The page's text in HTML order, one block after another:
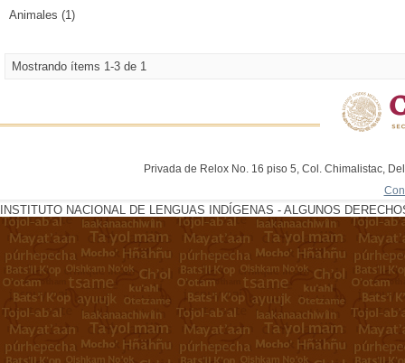
Animales (1)
Mostrando ítems 1-3 de 1
Privada de Relox No. 16 piso 5, Col. Chimalistac,
INSTITUTO NACIONAL DE LENGUAS INDÍGENAS - ALGUNOS